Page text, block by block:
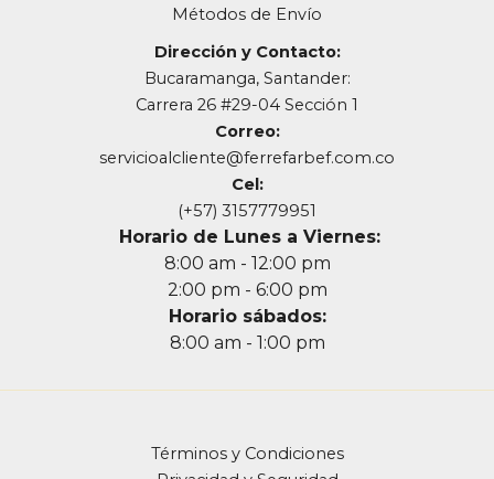
Métodos de Envío
Dirección y Contacto:
Bucaramanga, Santander:
Carrera 26 #29-04 Sección 1
Correo:
servicioalcliente@ferrefarbef.com.co
Cel:
(+57) 3157779951
Horario de Lunes a Viernes:
8:00 am - 12:00 pm
2:00 pm - 6:00 pm
Horario sábados:
8:00 am - 1:00 pm
Términos y Condiciones